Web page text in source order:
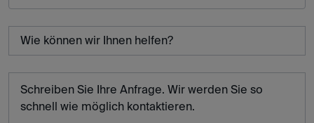
Schreiben Sie Ihre Anfrage. Wir werden Sie so
schnell wie möglich kontaktieren.